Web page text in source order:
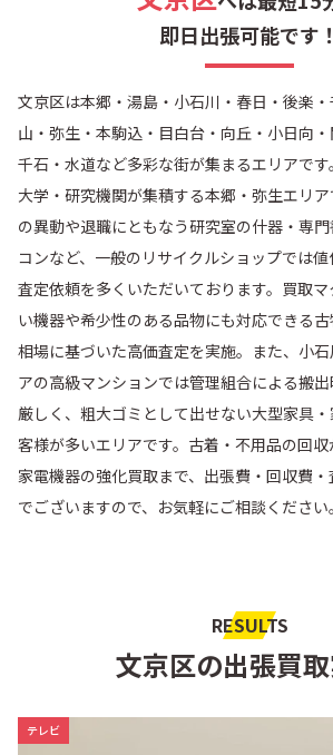
即日出張可能です！
文京区は本郷・湯島・小石川・春日・後楽
山・弥生・本駒込・目白台・向丘・小日向・
千石・水道など多彩な街が集まるエリアで
大学・研究機関が集積する本郷・弥生エリ
の異動や退職にともなう研究室の什器・専
コンなど、一般のリサイクルショップでは
査定依頼を多くいただいております。買取
い機器や希少性のある品物にも対応できる
相場に基づいた高価査定を実施。また、小
アの高級マンションでは管理組合による搬
厳しく、粗大ゴミとして出せない大型家具
客様が多いエリアです。古着・不用品の回収
家電機器の強化買取まで、出張費・回収費
でございますので、お気軽にご相談ください。
RESULTS
文京区の出張買
食洗機